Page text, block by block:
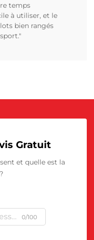
temps
à utiliser, et le
bien rangés
Gratuit
et quelle est la
0/100